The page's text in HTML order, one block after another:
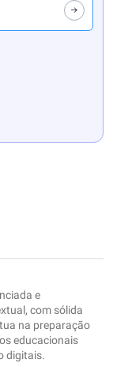
e
com sólida
na preparação
educacionais
digitais.